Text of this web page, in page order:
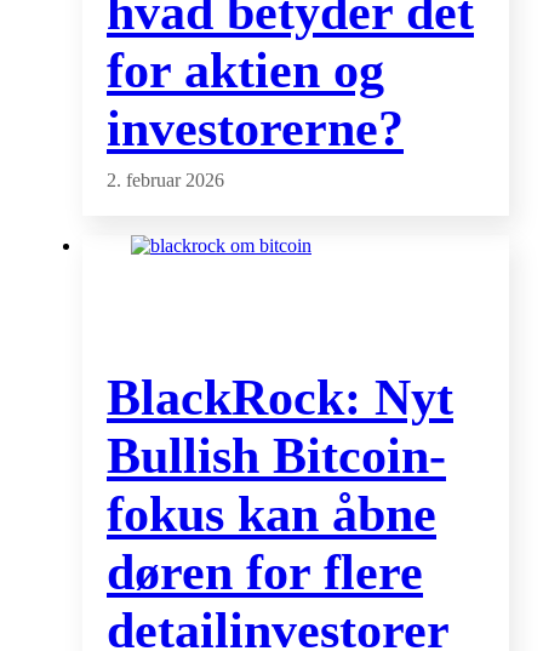
hvad betyder det
for aktien og
investorerne?
2. februar 2026
BlackRock: Nyt
Bullish Bitcoin-
fokus kan åbne
døren for flere
detailinvestorer